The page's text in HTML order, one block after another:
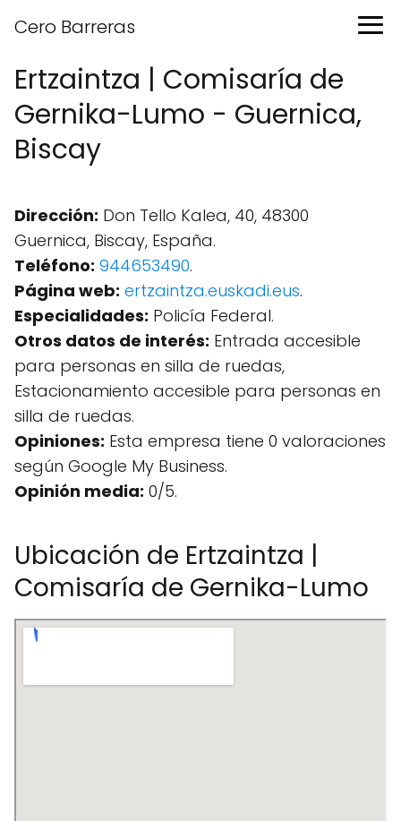
Cero Barreras
Ertzaintza | Comisaría de
Gernika-Lumo - Guernica,
Biscay
Dirección: Don Tello Kalea, 40, 48300
Guernica, Biscay, España.
Teléfono: 944653490.
Página web: ertzaintza.euskadi.eus.
Especialidades: Policía Federal.
Otros datos de interés: Entrada accesible
para personas en silla de ruedas,
Estacionamiento accesible para personas en
silla de ruedas.
Opiniones: Esta empresa tiene 0 valoraciones
según Google My Business.
Opinión media: 0/5.
Ubicación de Ertzaintza |
Comisaría de Gernika-Lumo